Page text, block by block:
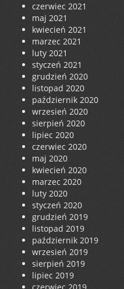
czerwiec 2021
maj 2021
kwiecień 2021
marzec 2021
luty 2021
styczeń 2021
grudzień 2020
listopad 2020
październik 2020
wrzesień 2020
sierpień 2020
lipiec 2020
czerwiec 2020
maj 2020
kwiecień 2020
marzec 2020
luty 2020
styczeń 2020
grudzień 2019
listopad 2019
październik 2019
wrzesień 2019
sierpień 2019
lipiec 2019